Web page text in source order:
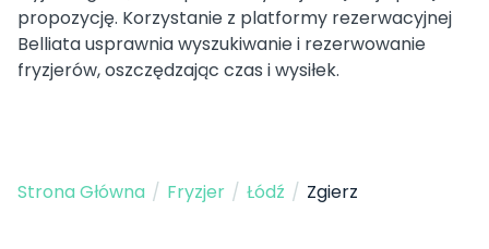
propozycję. Korzystanie z platformy rezerwacyjnej
Belliata usprawnia wyszukiwanie i rezerwowanie
fryzjerów, oszczędzając czas i wysiłek.
Strona Główna / Fryzjer / Łódź / Zgierz